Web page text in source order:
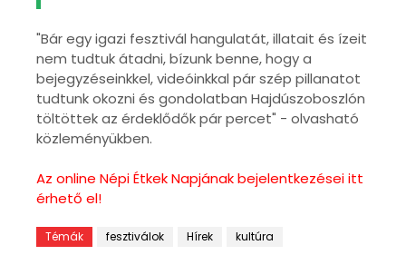
"Bár egy igazi fesztivál hangulatát, illatait és ízeit
nem tudtuk átadni, bízunk benne, hogy a
bejegyzéseinkkel, videóinkkal pár szép pillanatot
tudtunk okozni és gondolatban Hajdúszoboszlón
töltöttek az érdeklődők pár percet" - olvasható
közleményükben.
Az online Népi Étkek Napjának bejelentkezései itt
érhető el!
Témák fesztiválok Hírek kultúra